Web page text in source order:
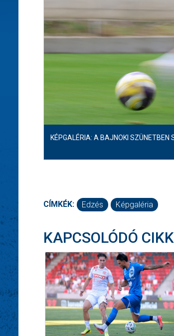
KÉPGALÉRIA: A BAJNOKI SZÜNETBEN
CÍMKÉK: Edzés Képgaléria
KAPCSOLÓDÓ